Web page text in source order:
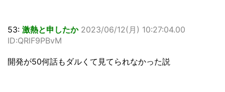
53: 激熱と申したか 2023/06/12(月) 10:27:04.00
ID:QRlF9PBvM
開発が50何話もダルくて見てられなかった説